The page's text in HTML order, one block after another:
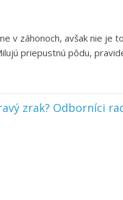
v záhonoch, avšak nie je
priepustnú pôdu,
zrak? Odborníci